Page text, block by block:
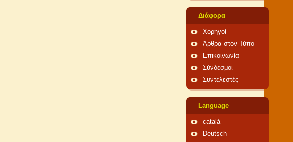
Διάφορα
Χορηγοί
Άρθρα στον Τύπο
Επικοινωνία
Σύνδεσμοι
Συντελεστές
Language
català
Deutsch